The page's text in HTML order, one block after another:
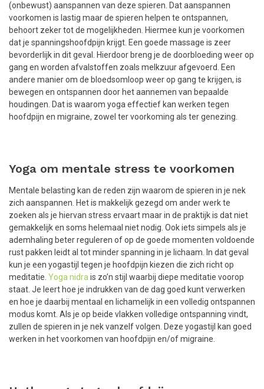
(onbewust) aanspannen van deze spieren. Dat aanspannen
voorkomen is lastig maar de spieren helpen te ontspannen,
behoort zeker tot de mogelijkheden. Hiermee kun je voorkomen
dat je spanningshoofdpijn krijgt. Een goede massage is zeer
bevorderlijk in dit geval. Hierdoor breng je de doorbloeding weer op
gang en worden afvalstoffen zoals melkzuur afgevoerd. Een
andere manier om de bloedsomloop weer op gang te krijgen, is
bewegen en ontspannen door het aannemen van bepaalde
houdingen. Dat is waarom yoga effectief kan werken tegen
hoofdpijn en migraine, zowel ter voorkoming als ter genezing.
Yoga om mentale stress te voorkomen
Mentale belasting kan de reden zijn waarom de spieren in je nek
zich aanspannen. Het is makkelijk gezegd om ander werk te
zoeken als je hiervan stress ervaart maar in de praktijk is dat niet
gemakkelijk en soms helemaal niet nodig. Ook iets simpels als je
ademhaling beter reguleren of op de goede momenten voldoende
rust pakken leidt al tot minder spanning in je lichaam. In dat geval
kun je een yogastijl tegen je hoofdpijn kiezen die zich richt op
meditatie. Yoga nidra is zo’n stijl waarbij diepe meditatie voorop
staat. Je leert hoe je indrukken van de dag goed kunt verwerken
en hoe je daarbij mentaal en lichamelijk in een volledig ontspannen
modus komt. Als je op beide vlakken volledige ontspanning vindt,
zullen de spieren in je nek vanzelf volgen. Deze yogastijl kan goed
werken in het voorkomen van hoofdpijn en/of migraine.